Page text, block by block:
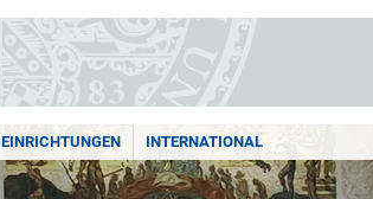
EINRICHTUNGEN INTERNATIONAL